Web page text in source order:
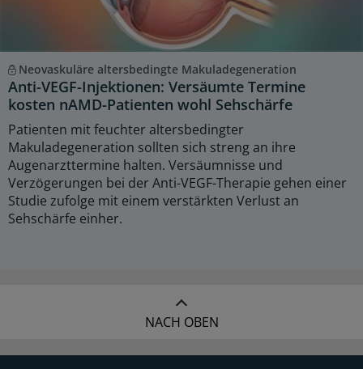
Neovaskuläre altersbedingte Makuladegeneration
Anti-VEGF-Injektionen: Versäumte Termine
kosten nAMD-Patienten wohl Sehschärfe
Patienten mit feuchter altersbedingter
Makuladegeneration sollten sich streng an ihre
Augenarzttermine halten. Versäumnisse und
Verzögerungen bei der Anti-VEGF-Therapie gehen einer
Studie zufolge mit einem verstärkten Verlust an
Sehschärfe einher.
NACH OBEN